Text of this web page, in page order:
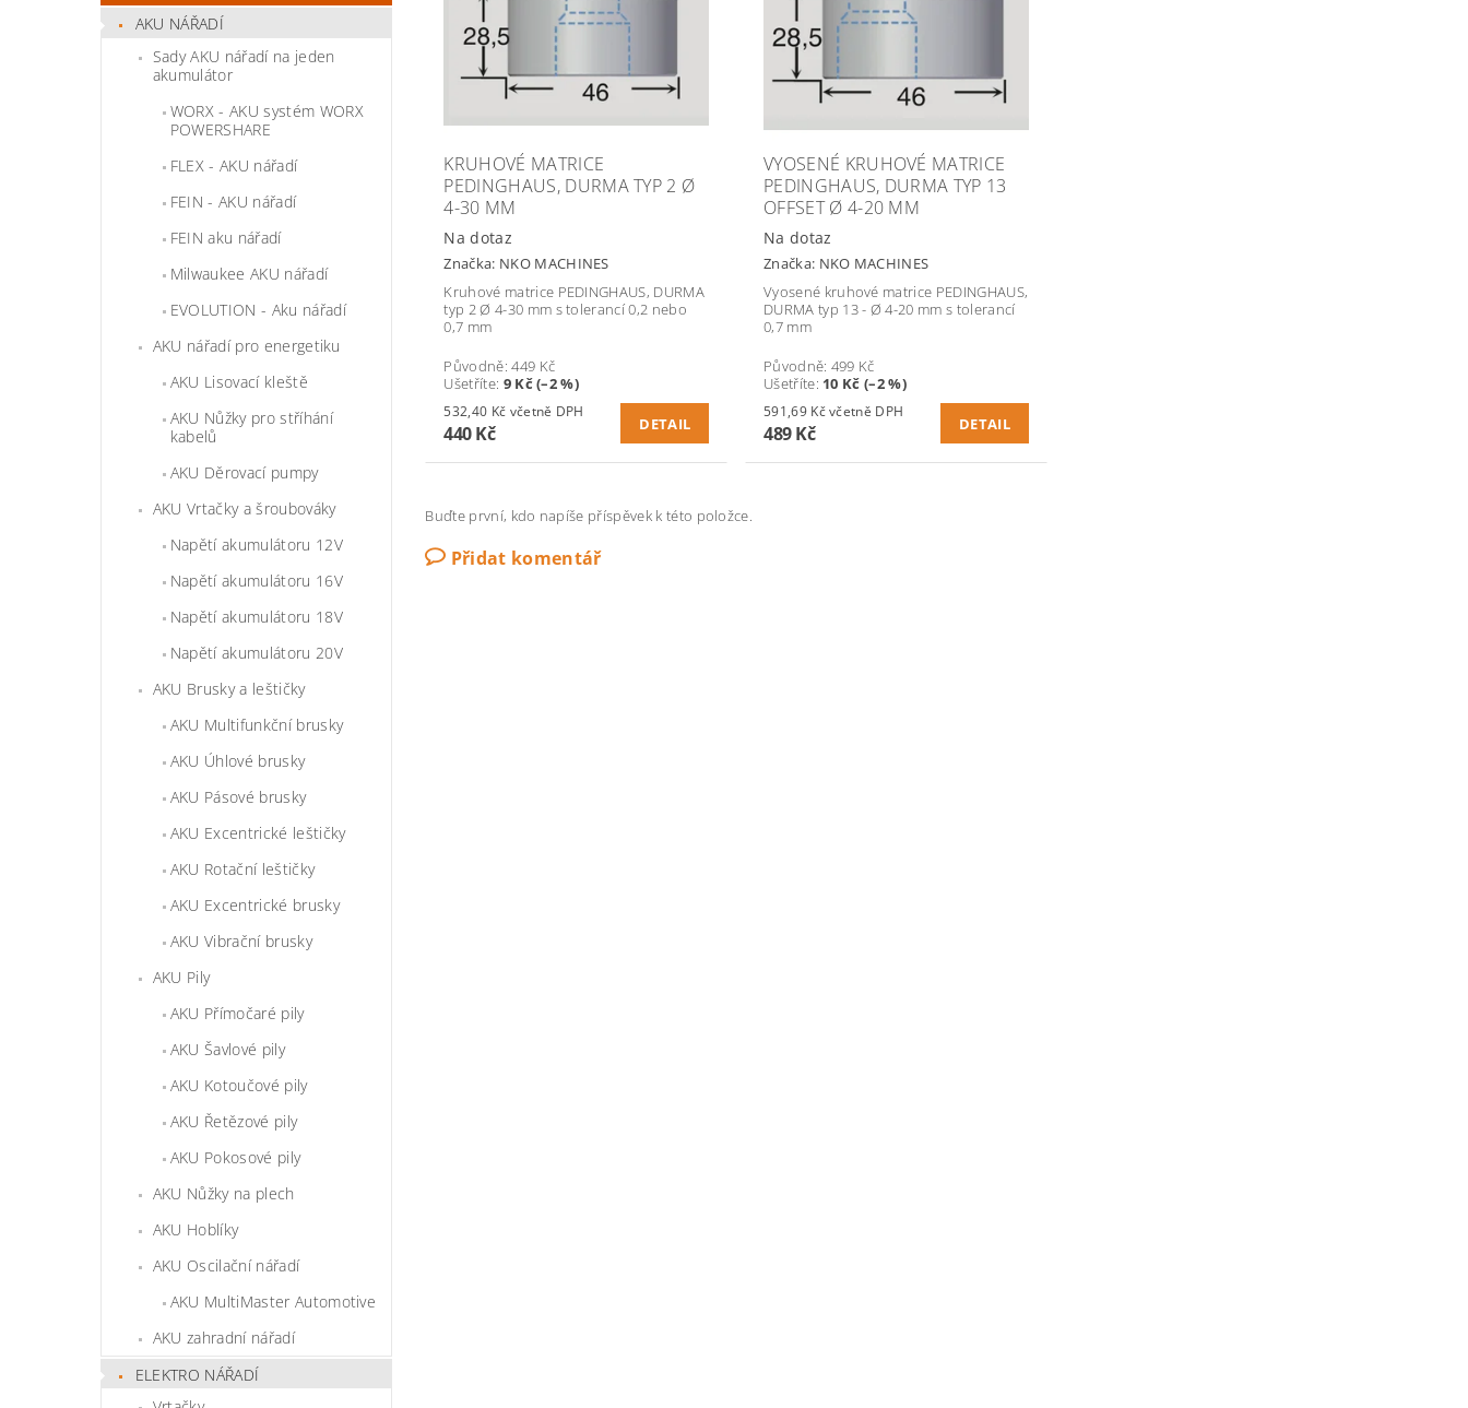
AKU NÁŘADÍ
Sady AKU nářadí na jeden
akumulátor
WORX - AKU systém WORX
POWERSHARE
FLEX - AKU nářadí
FEIN - AKU nářadí
FEIN aku nářadí
Milwaukee AKU nářadí
EVOLUTION - Aku nářadí
AKU nářadí pro energetiku
AKU Lisovací kleště
AKU Nůžky pro stříhání
kabelů
AKU Děrovací pumpy
AKU Vrtačky a šroubováky
Napětí akumulátoru 12V
Napětí akumulátoru 16V
Napětí akumulátoru 18V
Napětí akumulátoru 20V
AKU Brusky a leštičky
AKU Multifunkční brusky
AKU Úhlové brusky
AKU Pásové brusky
AKU Excentrické leštičky
AKU Rotační leštičky
AKU Excentrické brusky
AKU Vibrační brusky
AKU Pily
AKU Přímočaré pily
AKU Šavlové pily
AKU Kotoučové pily
AKU Řetězové pily
AKU Pokosové pily
AKU Nůžky na plech
AKU Hoblíky
AKU Oscilační nářadí
AKU MultiMaster Automotive
AKU zahradní nářadí
ELEKTRO NÁŘADÍ
KRUHOVÉ MATRICE
PEDINGHAUS, DURMA TYP 2 Ø
4-30 MM
Na dotaz
Značka: NKO MACHINES
Kruhové matrice PEDINGHAUS, DURMA
typ 2 Ø 4-30 mm s tolerancí 0,2 nebo
0,7 mm
Původně:449 Kč
Ušetříte: 9 Kč (–2 %)
532,40 Kč včetně DPH
440 Kč DETAIL
VYOSENÉ KRUHOVÉ MATRICE
PEDINGHAUS, DURMA TYP 13
OFFSET Ø 4-20 MM
Na dotaz
Značka: NKO MACHINES
Vyosené kruhové matrice PEDINGHAUS,
DURMA typ 13 - Ø 4-20 mm s tolerancí
0,7 mm
Původně: 499 Kč
Ušetříte: 10 Kč (–2 %)
591,69 Kč včetně DPH
489 Kč DETAIL
Buďte první, kdo napíše příspěvek k této položce.
Přidat komentář